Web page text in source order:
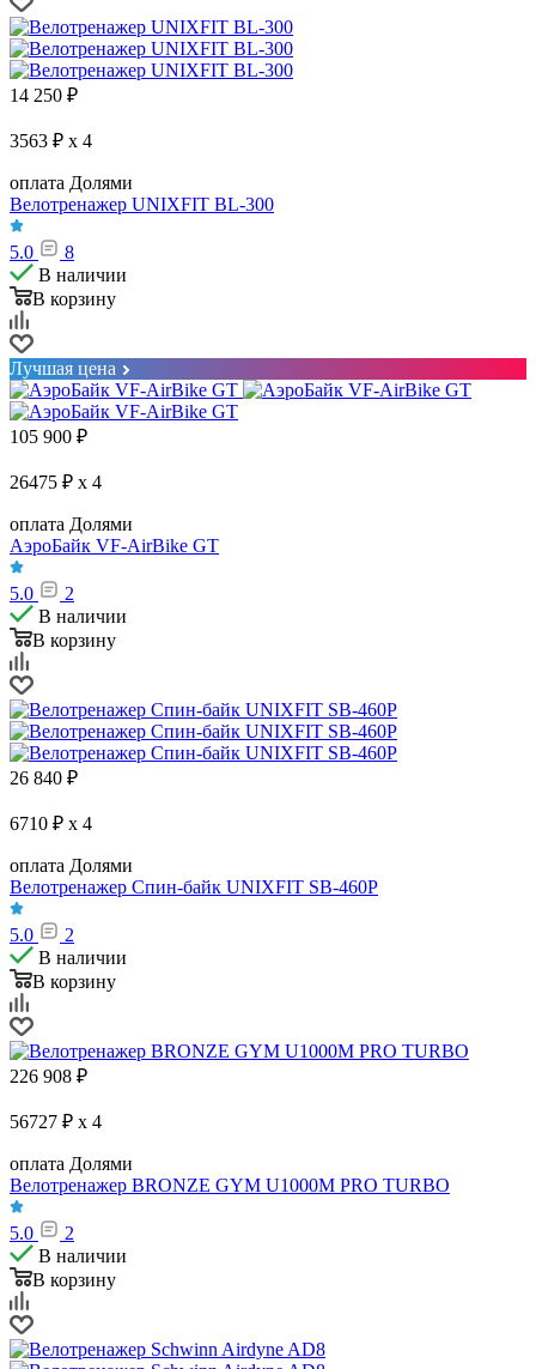
14 250 ₽
3563 ₽ x 4
оплата Долями
Велотренажер UNIXFIT BL-300
5.0
8
В наличии
В корзину
Лучшая цена
105 900 ₽
26475 ₽ x 4
оплата Долями
АэроБайк VF-AirBike GT
5.0
2
В наличии
В корзину
26 840 ₽
6710 ₽ x 4
оплата Долями
Велотренажер Спин-байк UNIXFIT SB-460P
5.0
2
В наличии
В корзину
226 908 ₽
56727 ₽ x 4
оплата Долями
Велотренажер BRONZE GYM U1000M PRO TURBO
5.0
2
В наличии
В корзину